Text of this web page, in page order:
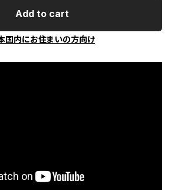
Add to cart
国内にお住まいの方向け